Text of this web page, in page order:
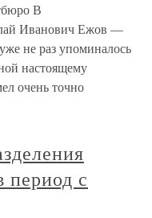
В
Иванович Ежов —
не раз упоминалось
настоящему
очень точно
с